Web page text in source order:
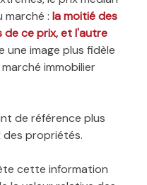
marché : la moitié des
de ce prix, et l'autre
une image plus fidèle
immobilier
de référence plus
des propriétés.
cette information